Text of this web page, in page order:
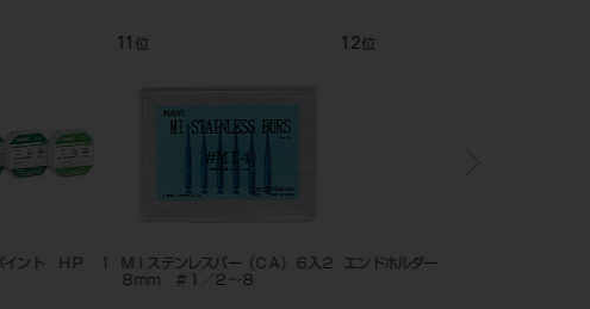
ＭＩステンレスバー（ＣＡ）６入２
８ｍｍ ＃１／２～８
エンドホルダー